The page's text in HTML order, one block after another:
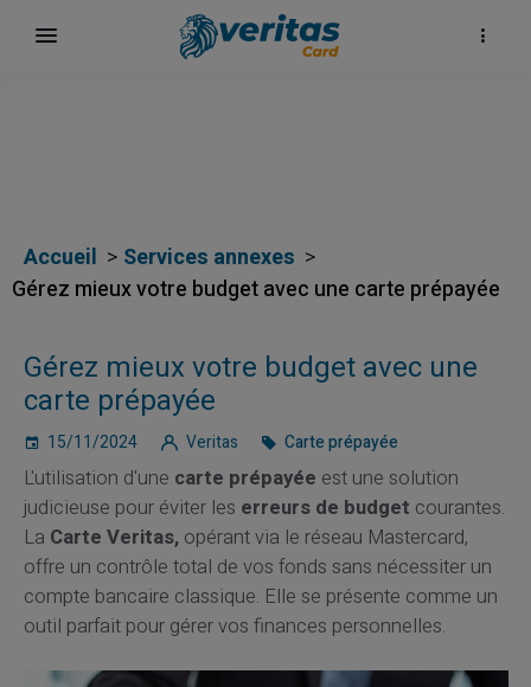
Accueil
Services annexes
Gérez mieux votre budget avec une carte prépayée
Gérez mieux votre budget avec une
carte prépayée
15/11/2024 Veritas Carte prépayée
L'utilisation d'une carte prépayée est une solution
judicieuse pour éviter les erreurs de budget courantes.
La Carte Veritas,opérant via le réseau Mastercard,
offre un contrôle total de vos fonds sans nécessiter un
compte bancaire classique. Elle se présente comme un
outil parfait pour gérer vos finances personnelles.